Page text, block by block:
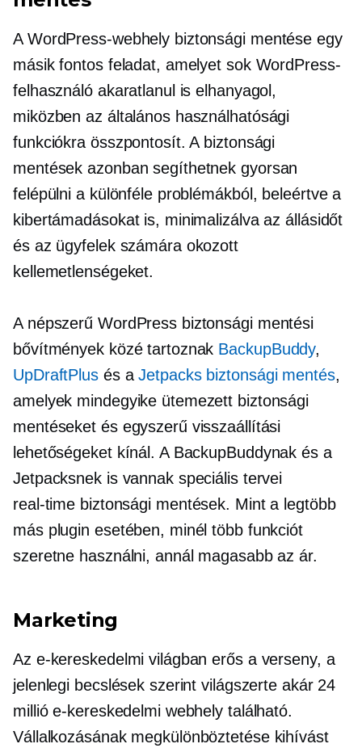
A WordPress-webhely biztonsági mentése egy
másik fontos feladat, amelyet sok WordPress-
felhasználó akaratlanul is elhanyagol,
miközben az általános használhatósági
funkciókra összpontosít. A biztonsági
mentések azonban segíthetnek gyorsan
felépülni a különféle problémákból, beleértve a
kibertámadásokat is, minimalizálva az állásidőt
és az ügyfelek számára okozott
kellemetlenségeket.
A népszerű WordPress biztonsági mentési
bővítmények közé tartoznak BackupBuddy,
UpDraftPlusés aJetpacks biztonsági mentés,
amelyek mindegyike ütemezett biztonsági
mentéseket és egyszerű visszaállítási
lehetőségeket kínál. A BackupBuddynak és a
Jetpacksnek is vannak speciális tervei
real-time biztonsági mentések. Mint a legtöbb
más plugin esetében, minél több funkciót
szeretne használni, annál magasabb az ár.
Marketing
Az e-kereskedelmi világban erős a verseny, a
jelenlegi becslések szerint világszerte akár 24
millió e-kereskedelmi webhely található.
Vállalkozásának megkülönböztetése kihívást